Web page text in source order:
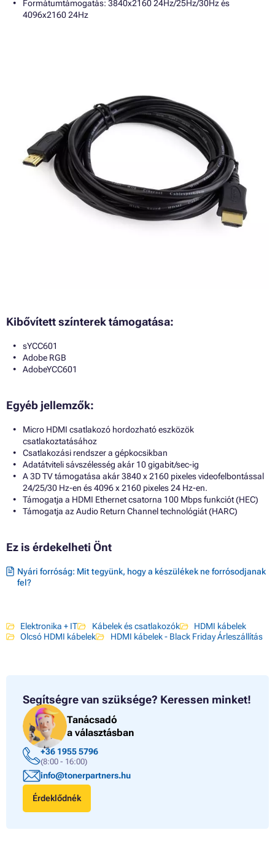
Formátumtámogatás: 3840x2160 24Hz/25Hz/30Hz és
4096x2160 24Hz
Kibővített színterek támogatása:
sYCC601
Adobe RGB
AdobeYCC601
Egyéb jellemzők:
Micro HDMI csatlakozó hordozható eszközök
csatlakoztatásához
Csatlakozási rendszer a gépkocsikban
Adatátviteli sávszélesség akár 10 gigabit/sec-ig
A 3D TV támogatása akár 3840 x 2160 pixeles videofelbontással
24/25/30 Hz-en és 4096 x 2160 pixeles 24 Hz-en.
Támogatja a HDMI Ethernet csatorna 100 Mbps funkciót (HEC)
Támogatja az Audio Return Channel technológiát (HARC)
Ez is érdekelheti Önt
Nyári forróság: Mit tegyünk, hogy a készülékek ne forrósodjanak
fel?
Elektronika + IT Kábelek és csatlakozók
HDMI kábelek
Olcsó HDMI kábelek
HDMI kábelek - Black Friday Árleszállítás
Segítségre van szüksége? Keressen minket!
Tanácsadó
a választásban
+36 1955 5796
(8:00 - 16:00)
info@tonerpartners.hu
Érdeklődnék